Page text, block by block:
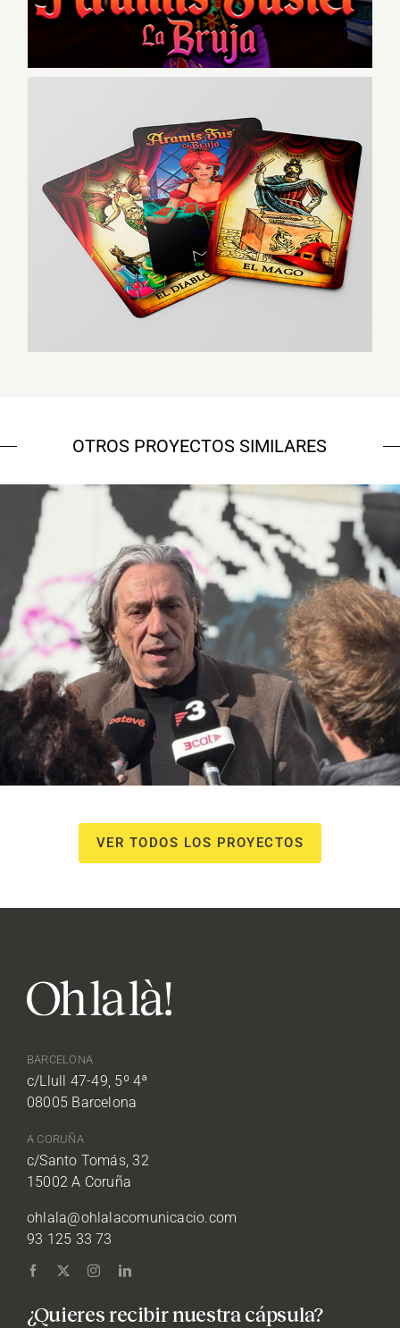
OTROS PROYECTOS SIMILARES
NOU Sentit Urbà
Campañas culturales
Estrategia de
comunicación y PR Estrategia digital y
contenidos
VER TODOS LOS PROYECTOS
BARCELONA
c/Llull 47-49, 5º 4ª
08005 Barcelona
A CORUÑA
c/Santo Tomás, 32
15002 A Coruña
ohlala@ohlalacomunicacio.com
93 125 33 73
¿Quieres recibir nuestra cápsula?